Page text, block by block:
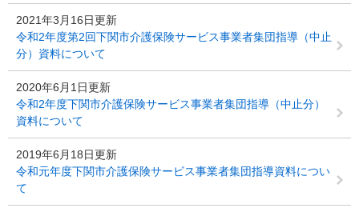
2021年3月16日更新
令和2年度第2回下関市介護保険サービス事業者集団指導（中止
分）資料について
2020年6月1日更新
令和2年度下関市介護保険サービス事業者集団指導（中止分）
資料について
2019年6月18日更新
令和元年度下関市介護保険サービス事業者集団指導資料につい
て